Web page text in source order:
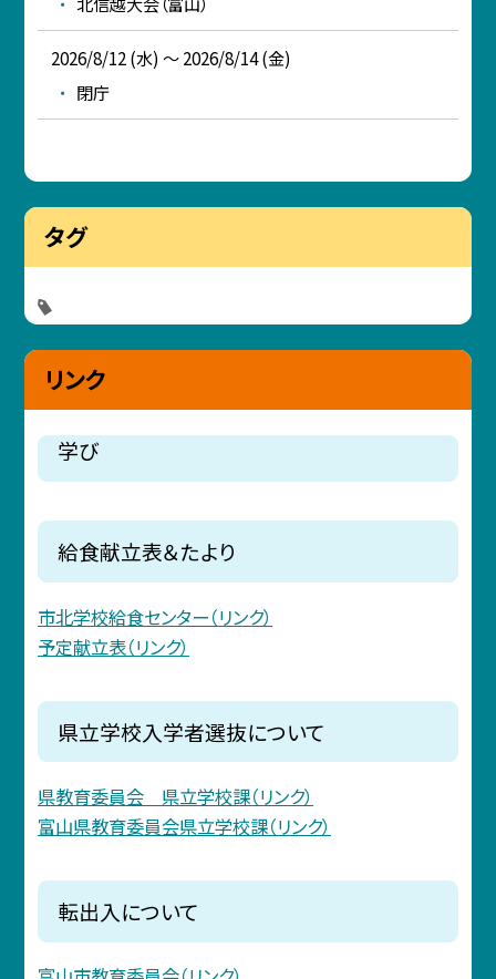
2026/8/12 (水) ～ 2026/8/14 (金)
閉庁
タグ
リンク
学び
給食献立表＆たより
市北学校給食センター（リンク）
予定献立表（リンク）
県立学校入学者選抜について
県教育委員会 県立学校課（リンク）
富山県教育委員会県立学校課（リンク）
転出入について